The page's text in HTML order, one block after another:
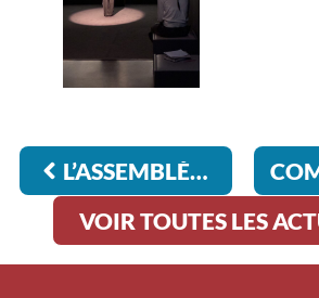
L’ASSEMBLÉE NATIONALE NOUS OUVRE SES PORTES
VOIR TOUTES LES